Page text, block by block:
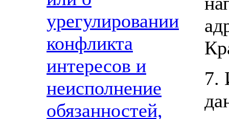
урегулировании
конфликта
интересов и
неисполнение
обязанностей,
7.